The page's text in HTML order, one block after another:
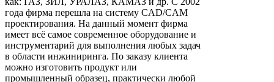
года фирма перешла на систему CAD/CAM
проектирования. На данный момент фирма
имеет всё самое современное оборудование и
инструментарий для выполнения любых задач
в области инжиниринга. По заказу клиента
можно изготовить продукт или
промышленный образец, практически любой